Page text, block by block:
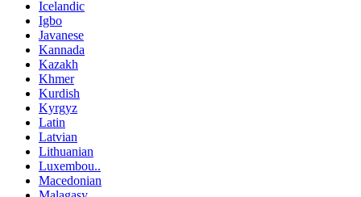
Icelandic
Igbo
Javanese
Kannada
Kazakh
Khmer
Kurdish
Kyrgyz
Latin
Latvian
Lithuanian
Luxembou..
Macedonian